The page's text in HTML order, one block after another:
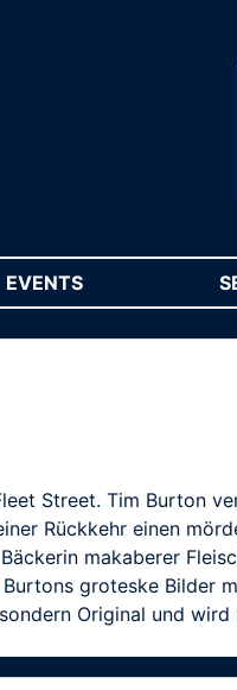
EVENTS
Street. Tim Burton
Rückkehr einen
makaberer
groteske Bilder
Original und